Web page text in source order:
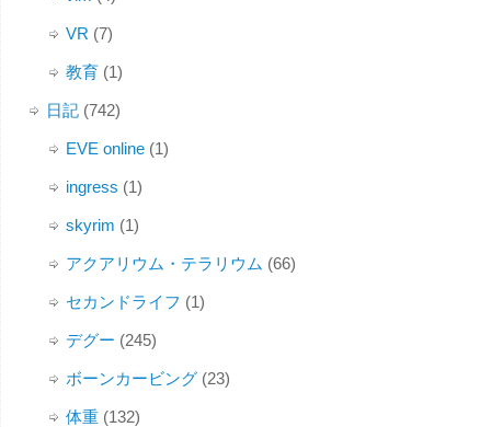
VR (7)
教育(1)
日記(742)
EVE online(1)
ingress (1)
skyrim (1)
アクアリウム・テラリウム (66)
セカンドライフ (1)
デグー (245)
ボーンカービング(23)
体重(132)